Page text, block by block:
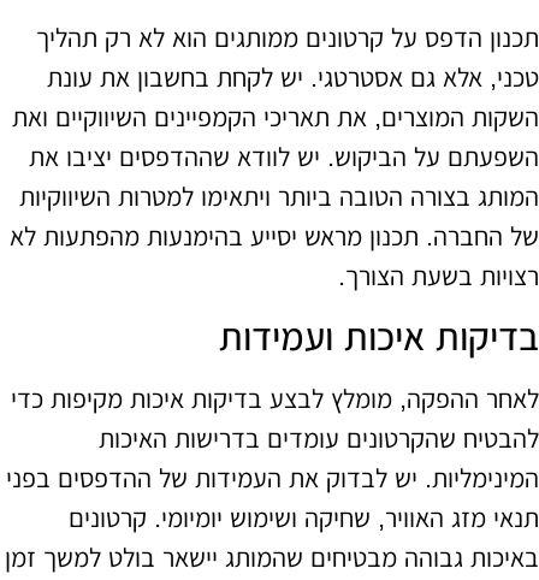
תכנון הדפס על קרטונים ממותגים הוא לא רק תהליך
טכני, אלא גם אסטרטגי. יש לקחת בחשבון את עונת
השקות המוצרים, את תאריכי הקמפיינים השיווקיים ואת
השפעתם על הביקוש. יש לוודא שההדפסים יציבו את
המותג בצורה הטובה ביותר ויתאימו למטרות השיווקיות
של החברה. תכנון מראש יסייע בהימנעות מהפתעות לא
רצויות בשעת הצורך.
בדיקות איכות ועמידות
לאחר ההפקה, מומלץ לבצע בדיקות איכות מקיפות כדי
להבטיח שהקרטונים עומדים בדרישות האיכות
המינימליות. יש לבדוק את העמידות של ההדפסים בפני
תנאי מזג האוויר, שחיקה ושימוש יומיומי. קרטונים
באיכות גבוהה מבטיחים שהמותג יישאר בולט למשך זמן